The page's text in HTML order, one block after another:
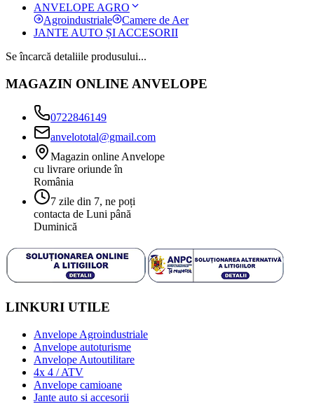
ANVELOPE AGRO
Agroindustriale
Camere de Aer
JANTE AUTO ȘI ACCESORII
Se încarcă detaliile produsului...
MAGAZIN ONLINE ANVELOPE
0722846149
anvelototal@gmail.com
Magazin online Anvelope
cu livrare oriunde în
România
7 zile din 7, ne poți
contacta de Luni până
Duminică
LINKURI UTILE
Anvelope Agroindustriale
Anvelope autoturisme
Anvelope Autoutilitare
4x 4 / ATV
Anvelope camioane
Jante auto si accesorii